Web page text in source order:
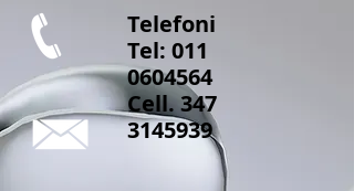
Telefoni
Tel: 011
0604564
Cell.347
3145939